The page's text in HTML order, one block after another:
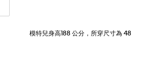
模特兒身高188 公分，所穿尺寸為 48